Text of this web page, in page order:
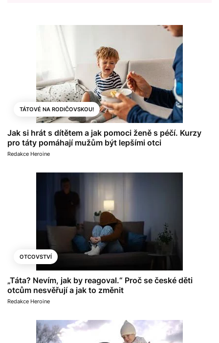
TÁTOVÉ NA RODIČOVSKOU!
Jak si hrát s dítětem a jak pomoci ženě s péčí. Kurzy
pro táty pomáhají mužům být lepšími otci
Redakce Heroine
OTCOVSTVÍ
„Táta? Nevím, jak by reagoval.“ Proč se české děti
otcům nesvěřují a jak to změnit
Redakce Heroine